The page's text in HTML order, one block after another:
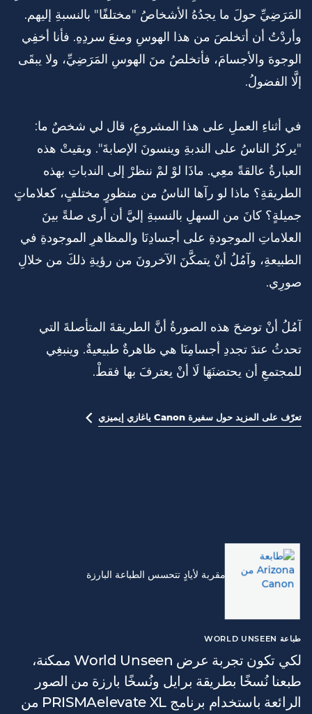
المَرَضِيِّ حولَ ما يجدُهُ الأشخاصُ "مختلفًا" بالنسبةِ إليهم.
وأردْتُ أن أتخلصَ من هذا الهوسِ ومنعَ سردِهِ. فأنا أخفِي
الوجوهَ والأجسامَ، فأتخلصُ منَ الهوسِ المَرَضِيِّ، ولا يبقَى
إلَّا الفضولُ.
في أثناءِ العملِ على هذا المشروعِ، قال لي شخصٌ ما:
"يركزُ الناسُ على الندبةِ وينسونَ الإصابةَ". وبقيتْ هذه
العبارةُ عالقةً معِي. ماذَا لوْ لمْ ننظرْ إلى الندباتِ بهذه
الطريقةِ؟ ماذا لو رآها الناسُ من منظورٍ مختلفٍ، كعلاماتٍ
جميلةٍ؟ كانَ من السهلِ بالنسبةِ إليَّ أن أرى صلةً بينَ
العلاماتِ الموجودةِ على أجسادِنَا والمظاهرِ الموجودةِ في
الطبيعةِ، وآمُلُ أنْ يتمكَّنَ الآخرونَ من رؤيةِ ذلكَ من خلالِ
صورِي.
آمُلُ أنْ توضحَ هذه الصورةُ أنَّ الطريقةَ المتأصلةَ التي
تحدثُ عندَ تجددِ أجسامِنَا هي ظاهرةٌ طبيعيةٌ. وينبغِي
للمجتمعِ أن يحتضنَهَا لَا أنْ يعترفَ بها فقطْ.
تعرّف على المزيد حول سفيرة Canon ياغازي إيميزي 
طباعة WORLD UNSEEN
لكي تكون تجربة عرض World Unseen ممكنة،
طبعنا نُسخًا بطريقة برايل ونُسخًا بارزة من الصور
الرائعة باستخدام برنامج PRISMAelevate XL من